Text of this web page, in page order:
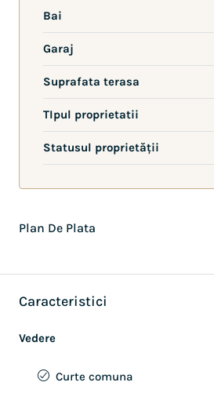
Bai
Garaj
Suprafata terasa
TIpul proprietatii
Statusul proprietății
Plan De Plata
Caracteristici
Vedere
Curte comuna